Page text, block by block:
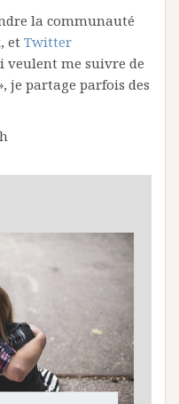
la communauté
, et Twitter
veulent me suivre de
je partage parfois des